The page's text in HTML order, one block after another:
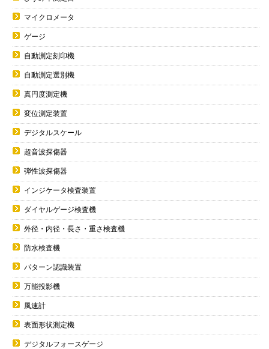
マイクロメータ
ゲージ
自動測定刻印機
自動測定選別機
真円度測定機
変位測定装置
デジタルスケール
超音波探傷器
弾性波探傷器
インジケータ検査装置
ダイヤルゲージ検査機
外径・内径・長さ・重さ検査機
防水検査機
パターン認識装置
万能投影機
風速計
表面形状測定機
デジタルフォースゲージ